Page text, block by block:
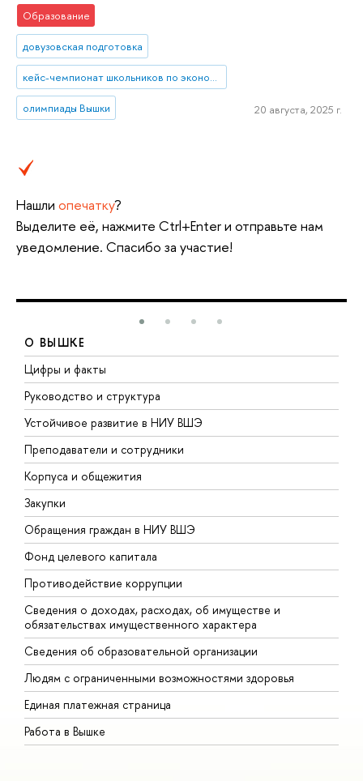
Образование
довузовская подготовка
кейс-чемпионат школьников по экономике и предпринимательству
олимпиады Вышки 20 августа, 2025 г.
Нашли опечатку?
Выделите её, нажмите Ctrl+Enter и отправьте нам
уведомление. Спасибо за участие!
О ВЫШКЕ
Цифры и факты
Руководство и структура
Устойчивое развитие в НИУ ВШЭ
Преподаватели и сотрудники
Корпуса и общежития
Закупки
Обращения граждан в НИУ ВШЭ
Фонд целевого капитала
Противодействие коррупции
Сведения о доходах, расходах, об имуществе и
обязательствах имущественного характера
Сведения об образовательной организации
Людям с ограниченными возможностями здоровья
Единая платежная страница
Работа в Вышке